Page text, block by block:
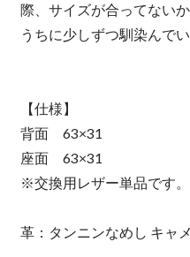
際、サイズが合ってない
うちに少しずつ馴染んでい
【仕様】
背面 63×31
座面 63×31
※交換用レザー単品です。
革：タンニンなめし キャ